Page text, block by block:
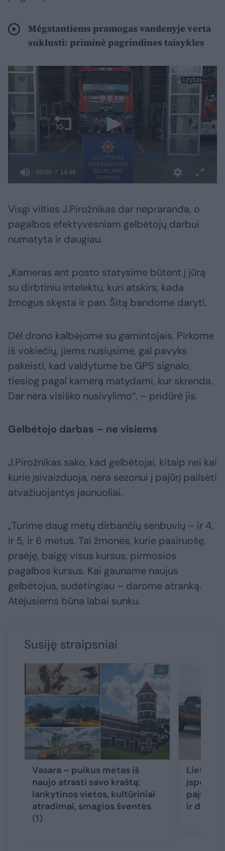
Mėgstantiems pramogas vandenyje verta
suklusti: priminė pagrindines taisykles
Visgi vilties J.Pirožnikas dar nepraranda, o
pagalbos efektyvesniam gelbėtojų darbui
numatyta ir daugiau.
„Kameras ant posto statysime būtent į jūrą
su dirbtiniu intelektu, kuri atskirs, kada
žmogus skęsta ir pan. Šitą bandome daryti.
Dėl drono kalbėjome su gamintojais. Pirkome
iš vokiečių, jiems nusiųsime, gal pavyks
pakeisti, kad valdytume be GPS signalo,
tiesiog pagal kamerą matydami, kur skrenda.
Dar nėra visiško nusivylimo“, – pridūrė jis.
Gelbėtojo darbas – ne visiems
J.Pirožnikas sako, kad gelbėtojai, kitaip nei kai
kurie įsivaizduoja, nėra sezonui į pajūrį pailsėti
atvažiuojantys jaunuoliai.
„Turime daug metų dirbančių senbuvių – ir 4,
ir 5, ir 6 metus. Tai žmonės, kurie pasiruošę,
praėję, baigę visus kursus, pirmosios
pagalbos kursus. Kai gauname naujus
gelbėtojus, sudėtingiau – darome atranką.
Atėjusiems būna labai sunku.
Susiję straipsniai
Vasara – puikus metas iš
naujo atrasti savo kraštą:
lankytinos vietos, kultūriniai
atradimai, smagios šventės
(1)
ir